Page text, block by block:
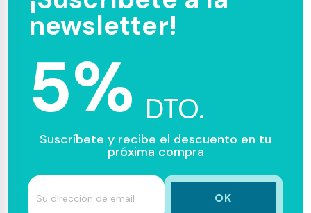
newsletter!
5% DTO.
Suscríbete y recibe el descuento en tu
próxima compra